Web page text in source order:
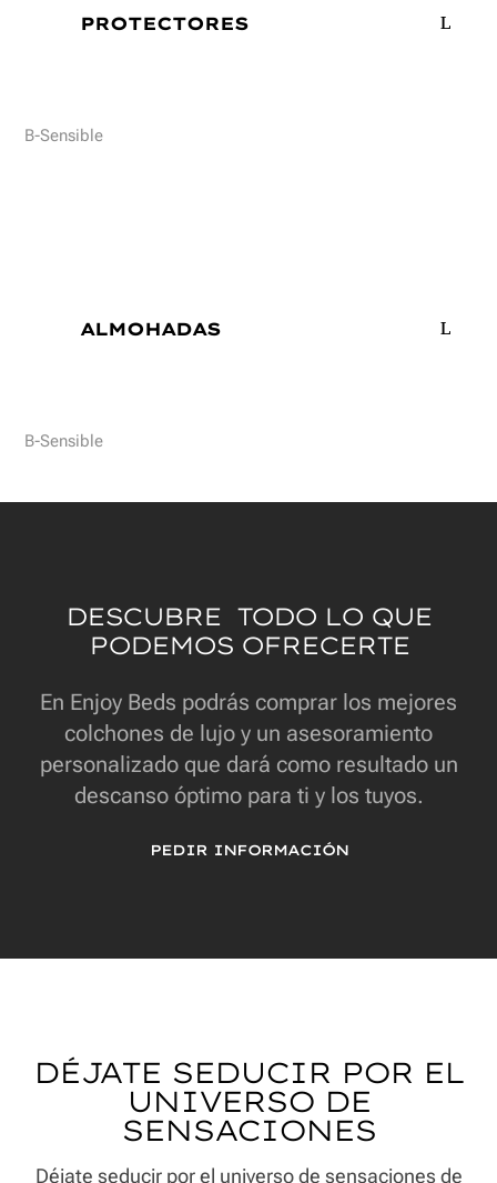
B-Sensible
PROTECTORES
B-Sensible
ALMOHADAS
DESCUBRE TODO LO QUE
PODEMOS OFRECERTE
En Enjoy Beds podrás comprar los mejores
colchones de lujo y un asesoramiento
personalizado que dará como resultado un
descanso óptimo para ti y los tuyos.
PEDIR INFORMACIÓN
DÉJATE SEDUCIR POR EL
UNIVERSO DE
SENSACIONES
Déjate seducir por el universo de sensaciones de